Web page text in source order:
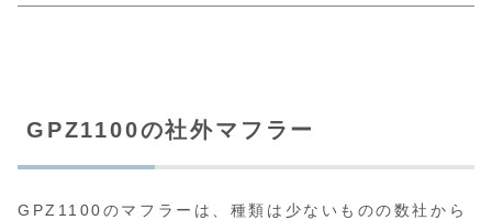
GPZ1100の社外マフラー
GPZ1100のマフラーは、種類は少ないものの数社から